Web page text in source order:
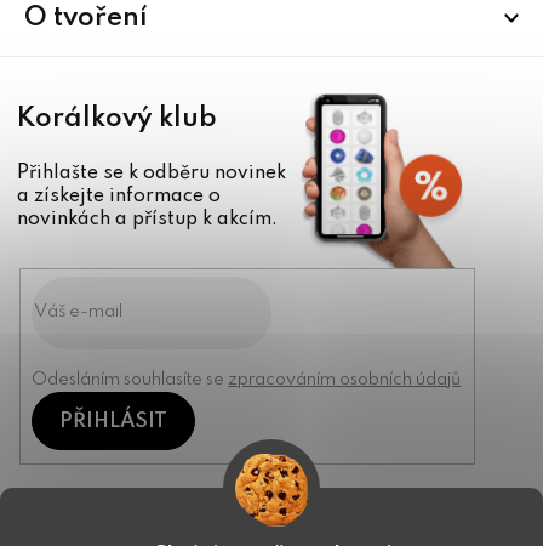
O tvoření
Korálkový klub
Přihlašte se k odběru novinek
a získejte informace o
novinkách a přístup k akcím.
Odesláním souhlasíte se zpracováním osobních údajů
PŘIHLÁSIT